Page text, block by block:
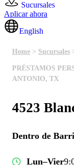
Sucursales
Aplicar ahora
English
Home > Sucursales
PRÉSTAMOS
ANTONIO, TX
4523
Dentro de
Lun–Vier